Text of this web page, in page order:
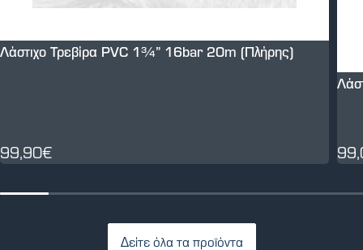
Λάστιχο Τρεβίρα PVC 1¾” 16bar 20m (Πλήρης)
99,90€
Δείτε όλα τα προϊόντα